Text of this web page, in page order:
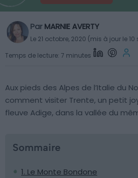
Par MARNIE AVERTY
Le 21 octobre, 2020 (mis à jour le
Temps de lecture: 7 minutes
Aux pieds des Alpes de l’Italie du
comment visiter Trente, un petit
fleuve Adige, dans la vallée du
Sommaire
1. Le Monte Bondone